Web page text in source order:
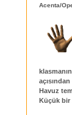
Acenta/
Havuz
Küçük bir